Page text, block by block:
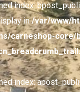
index:
in/var/www/
carneshop-core/
index: